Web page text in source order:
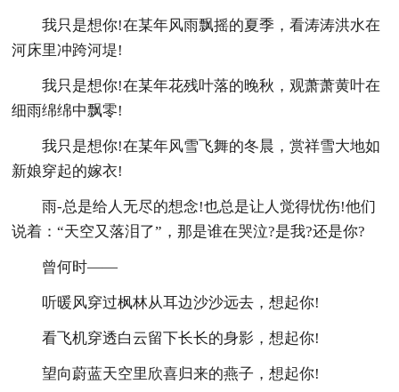
我只是想你!在某年风雨飘摇的夏季，看涛涛洪水在
河床里冲跨河堤!
我只是想你!在某年花残叶落的晚秋，观萧萧黄叶在
细雨绵绵中飘零!
我只是想你!在某年风雪飞舞的冬晨，赏祥雪大地如
新娘穿起的嫁衣!
雨-总是给人无尽的想念!也总是让人觉得忧伤!他们
说着：“天空又落泪了”，那是谁在哭泣?是我?还是你?
曾何时——
听暖风穿过枫林从耳边沙沙远去，想起你!
看飞机穿透白云留下长长的身影，想起你!
望向蔚蓝天空里欣喜归来的燕子，想起你!